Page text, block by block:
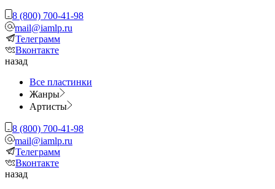
8 (800) 700-41-98
mail@iamlp.ru
Телеграмм
Вконтакте
назад
Все пластинки
Жанры
Артисты
8 (800) 700-41-98
mail@iamlp.ru
Телеграмм
Вконтакте
назад